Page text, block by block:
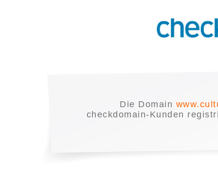
Die Domain
checkdomain-Kunden